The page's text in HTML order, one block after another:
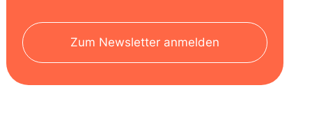
Zum Newsletter anmelden